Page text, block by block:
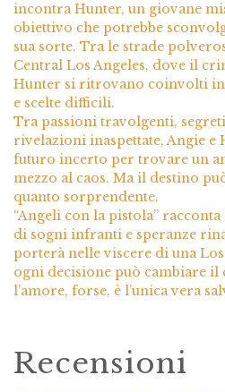
incontra Hunter, un giovane
obiettivo che potrebbe
sua sorte. Tra le strade
Central Los Angeles, dove il
Hunter si ritrovano coinvolti
e scelte difficili.
Tra passioni travolgenti,
rivelazioni inaspettate, Angie e
futuro incerto per trovare un
mezzo al caos. Ma il destino
quanto sorprendente.
“Angeli con la pistola”
di sogni infranti e speranze
porterà nelle viscere di una Los
ogni decisione può cambiare il
l’amore, forse, è l’unica vera
Recensioni